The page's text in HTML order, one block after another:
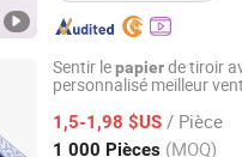
Sentir lepapierde tiroir
personnalisé meilleur
1,5-1,98 $US / Pièce
1 000 Pièces (MOQ)
Co., Ltd.
Depuis 2016